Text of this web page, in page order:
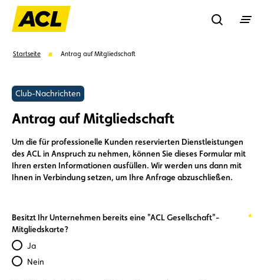
Rechercher
Vorteile Call Center Veranstaltungen
Startseite Antrag auf Mitgliedschaft
Club-Nachrichten
Antrag auf Mitgliedschaft
Um die für professionelle Kunden reservierten Dienstleistungen
des ACL in Anspruch zu nehmen, können Sie dieses Formular mit
Ihren ersten Informationen ausfüllen. Wir werden uns dann mit
Ihnen in Verbindung setzen, um Ihre Anfrage abzuschließen.
Besitzt Ihr Unternehmen bereits eine "ACL Gesellschaft"-
Mitgliedskarte?
Required
Ja
Nein